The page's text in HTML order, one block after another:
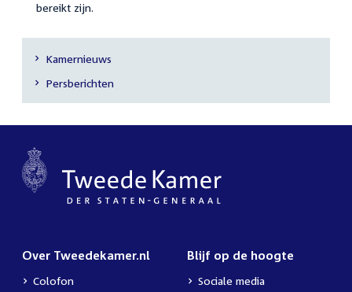
bereikt zijn.
Secundaire
navigatie
Kamernieuws
Persberichten
Over Tweedekamer.nl
Colofon
Blijf op de hoogte
Sociale media